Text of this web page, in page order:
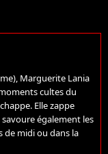
Marguerite Lania
cultes du
Elle zappe
également les
de midi ou dans la